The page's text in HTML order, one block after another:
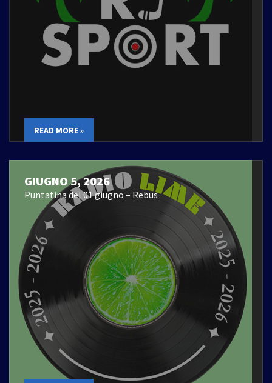
READ MORE »
GIUGNO 5, 2026
Puntatina del 01 giugno – Rebus